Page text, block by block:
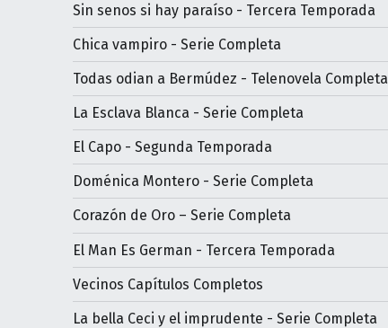
Sin senos si hay paraíso - Tercera Temporada
Chica vampiro - Serie Completa
Todas odian a Bermúdez - Telenovela Completa
La Esclava Blanca - Serie Completa
El Capo - Segunda Temporada
Doménica Montero - Serie Completa
Corazón de Oro – Serie Completa
El Man Es German - Tercera Temporada
Vecinos Capítulos Completos
La bella Ceci y el imprudente - Serie Completa